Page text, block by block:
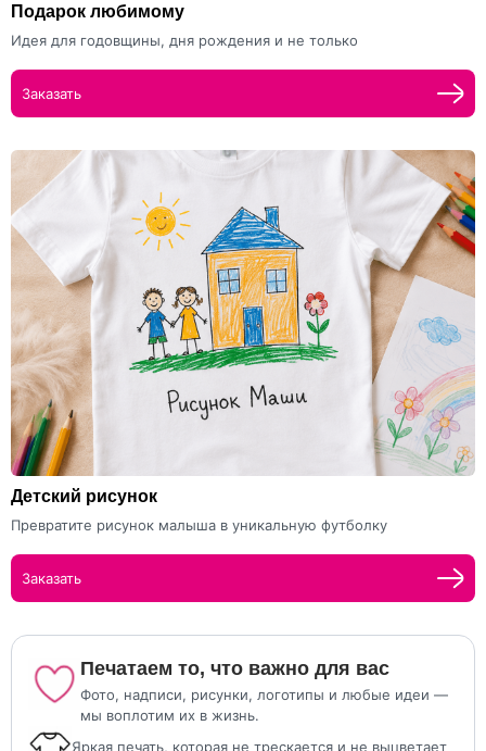
Подарок любимому
Идея для годовщины, дня рождения и не только
Заказать
Детский рисунок
Превратите рисунок малыша в уникальную футболку
Заказать
Печатаем то, что важно для вас
Фото, надписи, рисунки, логотипы и любые идеи —
мы воплотим их в жизнь.
Яркая печать, которая не трескается и не выцветает